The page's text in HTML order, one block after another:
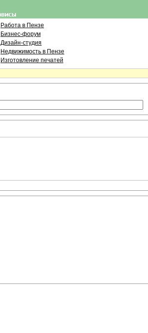
Работа в Пензе
Бизнес-форум
Дизайн-студия
Недвижимость в Пензе
Изготовление печатей